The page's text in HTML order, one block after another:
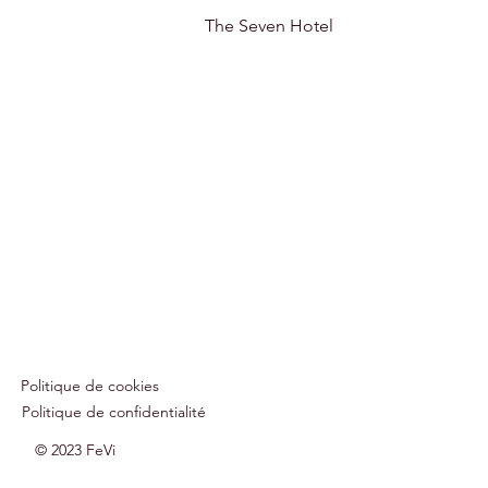
Politique de cookies
© 2023 FeVi
Politique de confidentialité
The Seven Hotel